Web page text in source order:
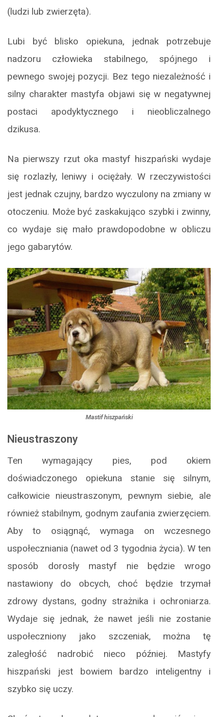
(ludzi lub zwierzęta).
Lubi być blisko opiekuna, jednak potrzebuje
nadzoru człowieka stabilnego, spójnego i
pewnego swojej pozycji. Bez tego niezależność i
silny charakter mastyfa objawi się w negatywnej
postaci apodyktycznego i nieobliczalnego
dzikusa.
Na pierwszy rzut oka mastyf hiszpański wydaje
się rozlazły, leniwy i ociężały. W rzeczywistości
jest jednak czujny, bardzo wyczulony na zmiany w
otoczeniu. Może być zaskakująco szybki i zwinny,
co wydaje się mało prawdopodobne w obliczu
jego gabarytów.
Mastif hiszpański
Nieustraszony
Ten wymagający pies, pod okiem
doświadczonego opiekuna stanie się silnym,
całkowicie nieustraszonym, pewnym siebie, ale
również stabilnym, godnym zaufania zwierzęciem.
Aby to osiągnąć, wymaga on wczesnego
uspołeczniania (nawet od 3 tygodnia życia). W ten
sposób dorosły mastyf nie będzie wrogo
nastawiony do obcych, choć będzie trzymał
zdrowy dystans, godny strażnika i ochroniarza.
Wydaje się jednak, że nawet jeśli nie zostanie
uspołeczniony jako szczeniak, można tę
zaległość nadrobić nieco później. Mastyfy
hiszpański jest bowiem bardzo inteligentny i
szybko się uczy.